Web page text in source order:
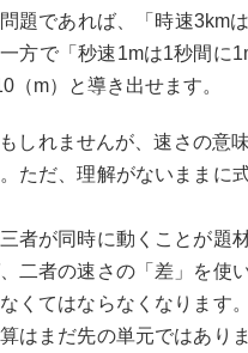
題であれば、「時速
方で「秒速1mは1秒間
（m）と導き出せます。
しれませんが、速さの
ただ、理解がないまま
者が同時に動くことが題
二者の速さの「差」を
くてはならなくなりま
まだ先の単元ではあり